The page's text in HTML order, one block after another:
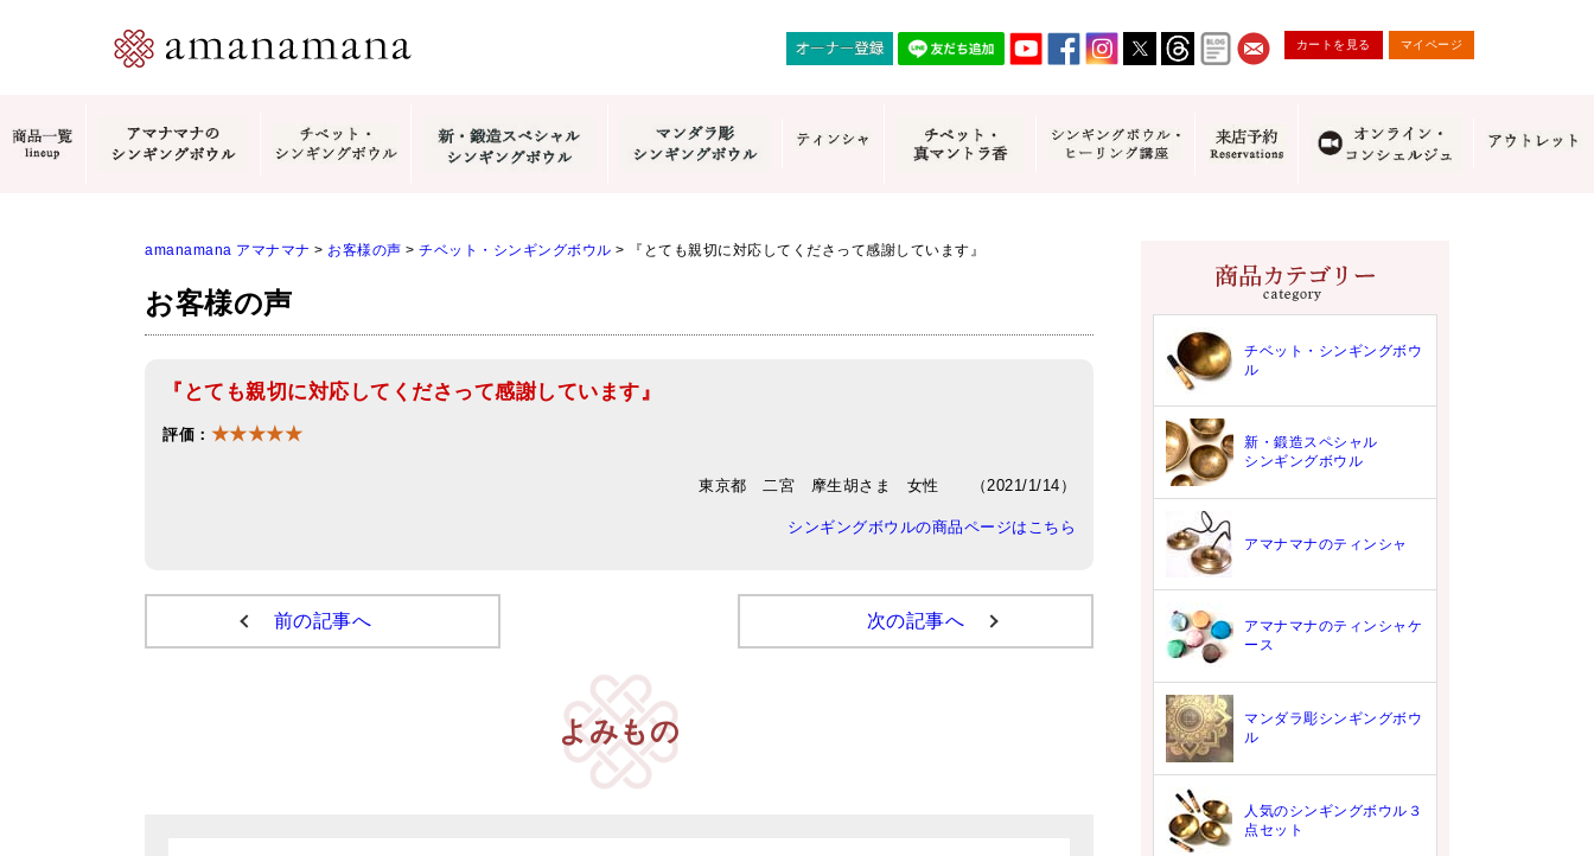
カートを見る マイページ
amanamana アマナマナ > お客様の声 > チベット・シンギングボウル > 『とても親切に対応してくださって感謝しています』
お客様の声
『とても親切に対応してくださって感謝しています』
評価： ★★★★★
東京都 二宮 摩生胡さま 女性 （2021/1/14）
シンギングボウルの商品ページはこちら
前の記事へ 次の記事へ
よみもの
チベット・シンギングボウ
ル
新・鍛造スペシャル
シンギングボウル
アマナマナのティンシャ
アマナマナのティンシャケ
ース
マンダラ彫シンギングボウ
ル
人気のシンギングボウル３
点セット